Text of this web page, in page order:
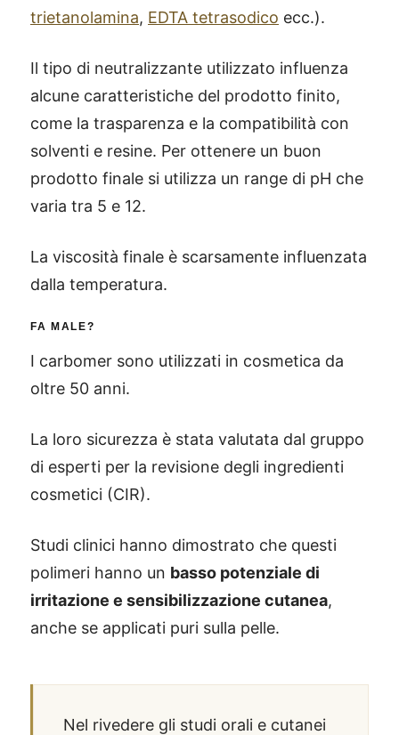
trietanolamina, EDTA tetrasodico ecc.).
Il tipo di neutralizzante utilizzato influenza
alcune caratteristiche del prodotto finito,
come la trasparenza e la compatibilità con
solventi e resine. Per ottenere un buon
prodotto finale si utilizza un range di pH che
varia tra 5 e 12.
La viscosità finale è scarsamente influenzata
dalla temperatura.
FA MALE?
I carbomer sono utilizzati in cosmetica da
oltre 50 anni.
La loro sicurezza è stata valutata dal gruppo
di esperti per la revisione degli ingredienti
cosmetici (CIR).
Studi clinici hanno dimostrato che questi
polimeri hanno un basso potenziale di
irritazione e sensibilizzazione cutanea,
anche se applicati puri sulla pelle.
Nel rivedere gli studi orali e cutanei